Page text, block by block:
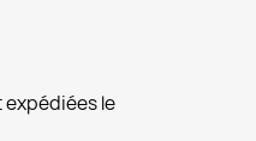
expédiées le